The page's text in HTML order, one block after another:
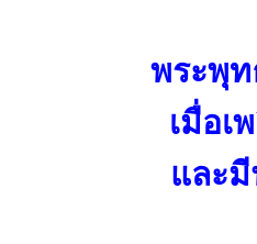
พระพุท
เมื่อเ
และ